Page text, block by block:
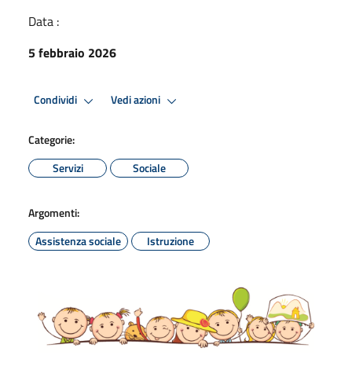
Data :
5 febbraio 2026
Condividi Vedi azioni
Categorie:
Servizi
Sociale
Argomenti:
Assistenza sociale
Istruzione